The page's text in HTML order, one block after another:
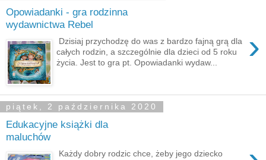
Opowiadanki - gra rodzinna
wydawnictwa Rebel
›
Dzisiaj przychodzę do was z bardzo fajną grą dla
całych rodzin, a szczególnie dla dzieci od 5 roku
życia. Jest to gra pt. Opowiadanki wydaw...
piątek, 2 października 2020
Edukacyjne książki dla
maluchów
Każdy dobry rodzic chce, żeby jego dziecko